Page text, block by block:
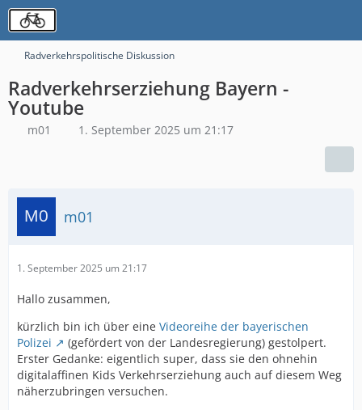
Radverkehrspolitische Diskussion
Radverkehrserziehung Bayern -
Youtube
m01 1. September 2025 um 21:17
m01
1. September 2025 um 21:17
Hallo zusammen,
kürzlich bin ich über eine Videoreihe der bayerischen
Polizei
(gefördert von der Landesregierung) gestolpert.
Erster Gedanke: eigentlich super, dass sie den ohnehin
digitalaffinen Kids Verkehrserziehung auch auf diesem Weg
näherzubringen versuchen.